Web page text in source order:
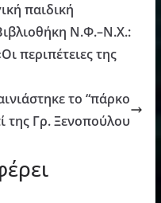
παιδική
Ν.Φ.–Ν.Χ.:
περιπέτειες της
το “πάρκο
της Γρ. Ξενοπούλου